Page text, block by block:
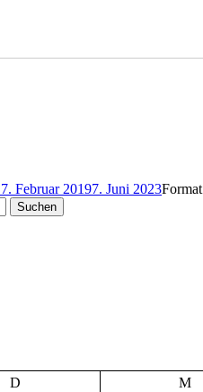
Februar 20197. Juni 2023Format
Suchen
D M